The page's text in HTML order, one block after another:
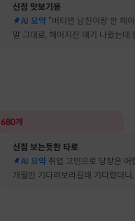
신점 맛보기용
AI 요약 “버티면 남친이랑 안 헤
말 그대로, 헤어지잔 얘기 나왔는데
680개
신점 보는듯한 타로
AI 요약 취업 고민으로 당장은 어
개월만 기다려보라길래 기다렸더니